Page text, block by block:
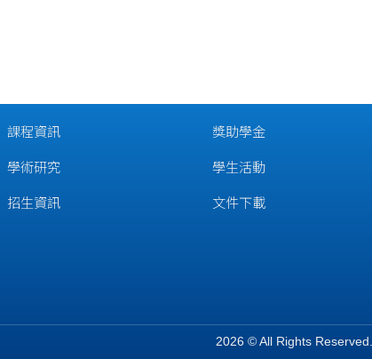
課程資訊
學術研究
招生資訊
獎助學金
學生活動
文件下載
2026 © All Rights Reserved.